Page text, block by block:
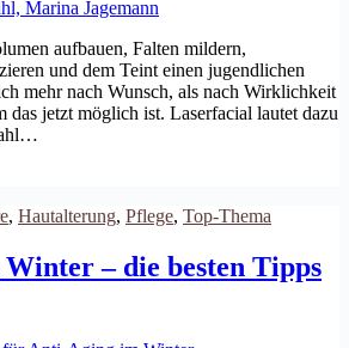
aufbauen, Falten mildern,
und dem Teint einen jugendlichen
mehr nach Wunsch, als nach Wirklichkeit
das jetzt möglich ist. Laserfacial lautet dazu
, Hautalterung, Pflege, Top-Thema
– die besten Tipps